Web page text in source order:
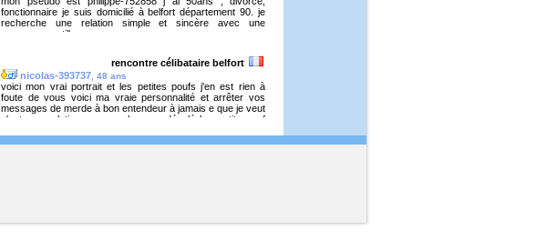
fonctionnaire je suis domicilié à belfort département 90. je
recherche une relation simple et sincère avec une
personne gentille.
rencontre célibataire belfort
nicolas-393737 , 48 ans
voici mon vrai portrait et les petites poufs j'en est rien à
foute de vous voici ma vraie personnalité et arrêter vos
messages de merde à bon entendeur à jamais e que je veut
c'est une relation avec un homme désolé les petite pouf